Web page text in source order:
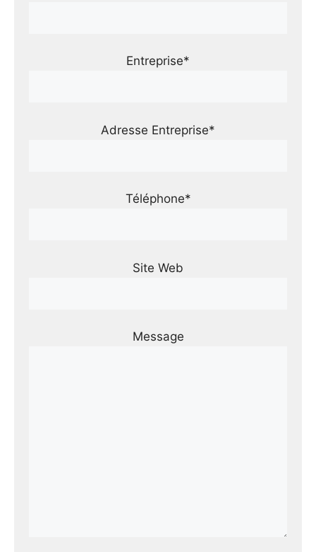
Entreprise*
Adresse Entreprise*
Téléphone*
Site Web
Message